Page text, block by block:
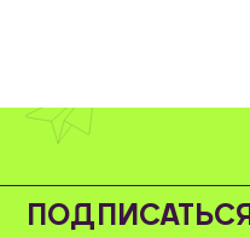
ПОДПИСАТЬСЯ